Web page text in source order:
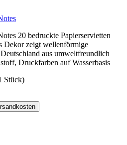
20 bedruckte Papierservietten
Dekor zeigt wellenförmige
aus umweltfreundlich
Druckfarben auf Wasserbasis
Stück)